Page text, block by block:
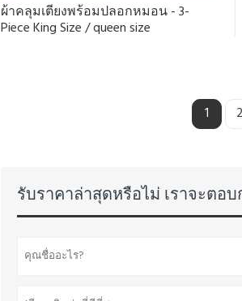
ผ้าคลุมเตียงพร้อมปลอกหมอน - 3-
Piece King Size / queen size
1 2
รับราคาล่าสุดหรือไม่ เราจะตอ